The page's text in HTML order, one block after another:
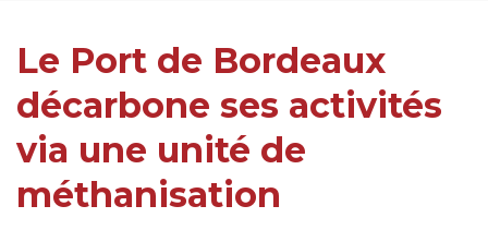
Le Port de Bordeaux
décarbone ses activités
via une unité de
méthanisation